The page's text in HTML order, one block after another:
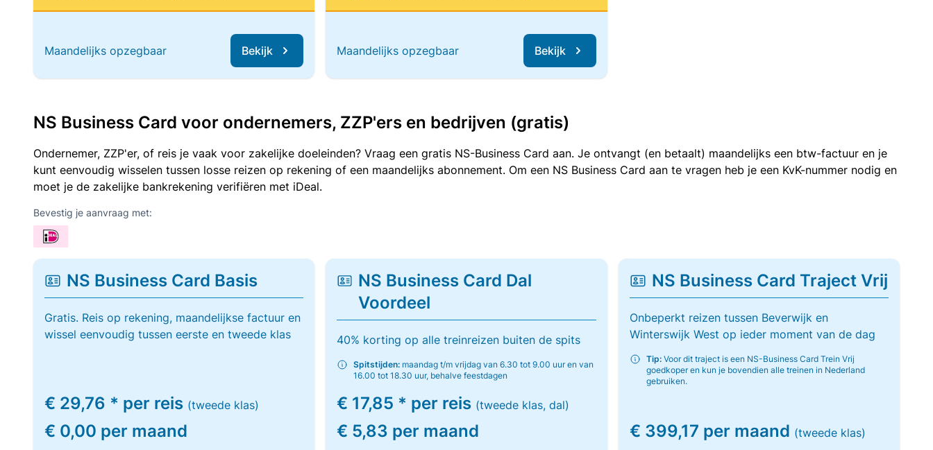
Maandelijks opzegbaar Bekijk Maandelijks opzegbaar Bekijk
NS Business Card voor ondernemers, ZZP'ers en bedrijven (gratis)
Ondernemer, ZZP'er, of reis je vaak voor zakelijke doeleinden? Vraag een gratis NS-Business Card aan. Je ontvangt (en betaalt) maandelijks een btw-factuur en je
kunt eenvoudig wisselen tussen losse reizen op rekening of een maandelijks abonnement. Om een NS Business Card aan te vragen heb je een KvK-nummer nodig en
moet je de zakelijke bankrekening verifiëren met iDeal.
Bevestig je aanvraag met:
NS Business Card Basis
Gratis. Reis op rekening, maandelijkse factuur en
wissel eenvoudig tussen eerste en tweede klas
€ 29,76 * per reis (tweede klas)
€ 0,00 per maand
NS Business Card Dal
Voordeel
40% korting op alle treinreizen buiten de spits
Spitstijden: maandag t/m vrijdag van 6.30 tot 9.00 uur en van
16.00 tot 18.30 uur, behalve feestdagen
€ 17,85 * per reis (tweede klas, dal)
€ 5,83 per maand
NS Business Card Traject Vrij
Onbeperkt reizen tussen Beverwijk en
Winterswijk West op ieder moment van de dag
Tip:Voor dit traject is een NS-Business Card Trein Vrij
goedkoper en kun je bovendien alle treinen in Nederland
gebruiken.
€ 399,17 per maand (tweede klas)